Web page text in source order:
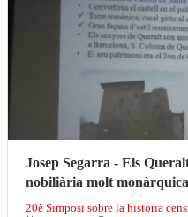
Josep Segarra - Els
nobiliària molt monàrquica
20è Simposi sobre la història